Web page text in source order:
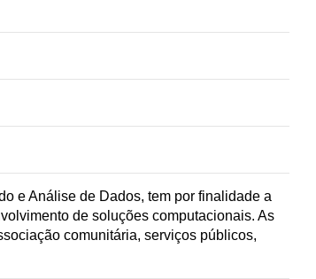
e Análise de Dados, tem por finalidade a
de soluções computacionais. As
comunitária, serviços públicos,